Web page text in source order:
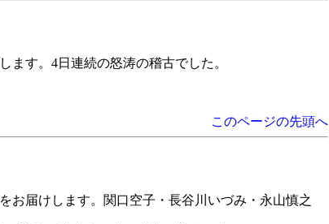
ます。4日連続の怒涛の稽古でした。
このページの先頭へ
届けします。関口空子・長谷川いづみ・永山慎之